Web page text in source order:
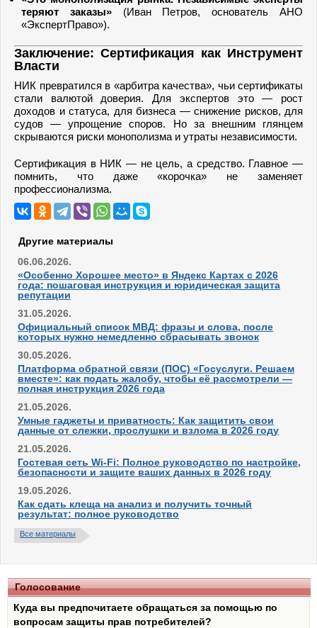
теряют заказы»(Иван Петров, основатель АНО
«ЭкспертПраво»).
Заключение: Сертификация как Инструмент
Власти
НИК превратился в «арбитра качества», чьи сертификаты
стали валютой доверия. Для экспертов это — рост
доходов и статуса, для бизнеса — снижение рисков, для
судов — упрощение споров. Но за внешним глянцем
скрываются риски монополизма и утраты независимости.
Сертификация в НИК — не цель, а средство. Главное —
помнить, что даже «корочка» не заменяет
профессионализма.
Другие материалы
06.06.2026.
«Особенно Хорошее место» в Яндекс Картах с 2026
года: пошаговая инструкция и юридическая защита
репутации
31.05.2026.
Официальный список МВД: фразы и слова, после
которых нужно немедленно сбрасывать звонок
30.05.2026.
Платформа обратной связи (ПОС) «Госуслуги. Решаем
вместе»: как подать жалобу, чтобы её рассмотрели —
полная инструкция 2026 года
21.05.2026.
Умные гаджеты и приватность: Как защитить свои
данные от слежки, прослушки и взлома в 2026 году
21.05.2026.
Гостевая сеть Wi-Fi: Полное руководство по настройке,
безопасности и защите ваших данных в 2026 году
19.05.2026.
Как сдать клеща на анализ и получить точный
результат: полное руководство
Все материалы
Голосование
Куда вы предпочитаете обращаться за помощью по
вопросам защиты прав потребителей?